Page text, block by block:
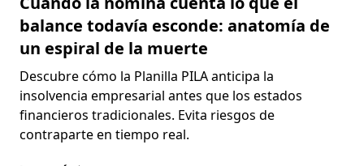
balance todavía esconde: anatomía de
un espiral de la muerte
Descubre cómo la Planilla PILA anticipa la
insolvencia empresarial antes que los estados
financieros tradicionales. Evita riesgos de
contraparte en tiempo real.